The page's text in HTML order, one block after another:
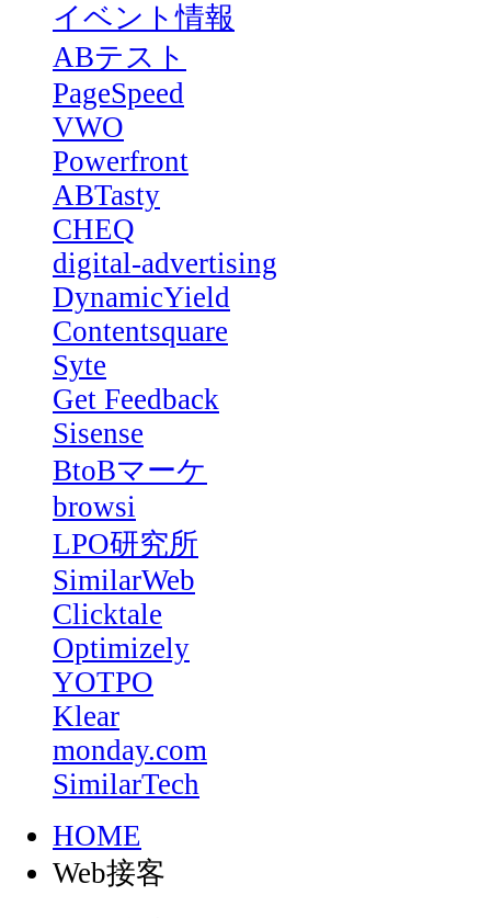
イベント情報
ABテスト
PageSpeed
VWO
Powerfront
ABTasty
CHEQ
digital-advertising
DynamicYield
Contentsquare
Syte
Get Feedback
Sisense
BtoBマーケ
browsi
LPO研究所
SimilarWeb
Clicktale
Optimizely
YOTPO
Klear
monday.com
SimilarTech
HOME
Web接客